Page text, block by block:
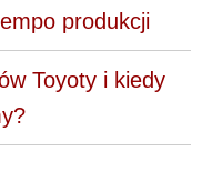
produkcji
Toyoty i kiedy